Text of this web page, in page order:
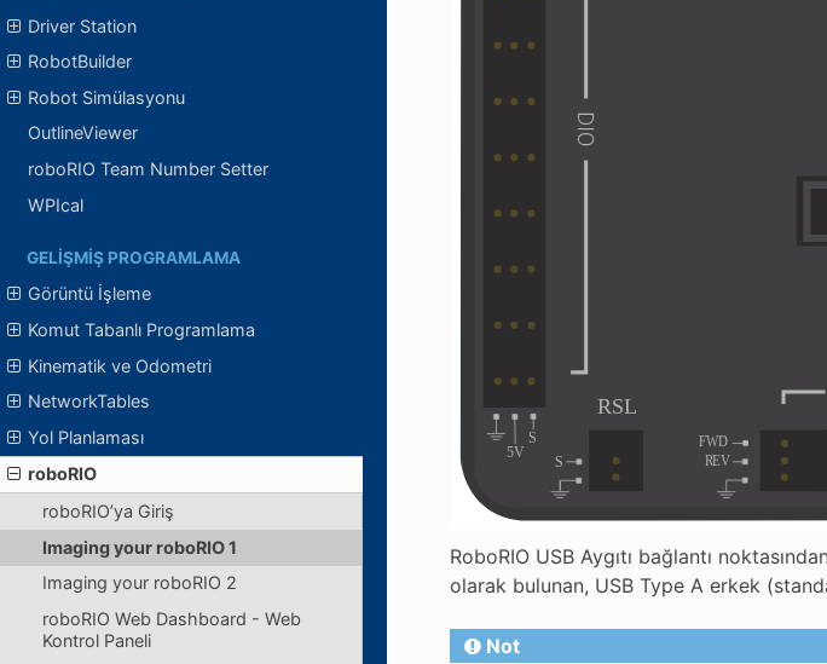
Driver Station
RobotBuilder
Robot Simülasyonu
OutlineViewer
roboRIO Team Number Setter
WPIcal
GELIŞMIŞ PROGRAMLAMA
Görüntü İşleme
Komut Tabanlı Programlama
Kinematik ve Odometri
NetworkTables
Yol Planlaması
roboRIO
roboRIO’ya Giriş
Imaging your roboRIO 1
Imaging your roboRIO 2
roboRIO Web Dashboard - Web
Kontrol Paneli
RoboRIO USB Aygıtı bağlantı
olarak bulunan, USB Type A erkek
Not